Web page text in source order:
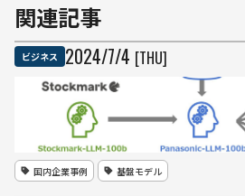
関連記事
ビジネス 2024/7/4 [THU]
国内企業事例 基盤モデル